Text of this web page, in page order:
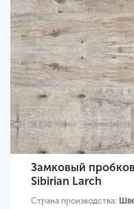
Замковый
Sibirian Larch
Страна производства: